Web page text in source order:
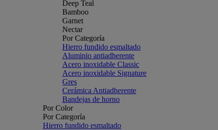
Deep Teal
Bamboo
Garnet
Nectar
Por Categoría
Hierro fundido esmaltado
Aluminio antiadherente
Acero inoxidable Classic
Acero inoxidable Signature
Gres
Cerámica Antiadherente
Bandejas de horno
Por Color
Por Categoría
Hierro fundido esmaltado